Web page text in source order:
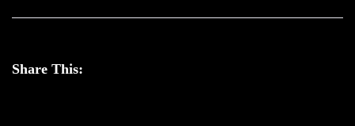
Share This: